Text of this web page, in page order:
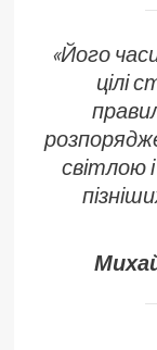
«Його
цілі
світлою